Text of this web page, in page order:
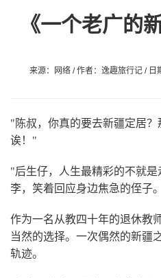
《一个老广的
来源：网络 / 作者：逸趣旅行记 /
"陈叔，你真的要去新疆定居
诶！"
"后生仔，人生最精彩的不就
李，笑着回应身边焦急的侄子。
作为一名从教四十年的退休教
当然的选择。一次偶然的新疆
轨迹。